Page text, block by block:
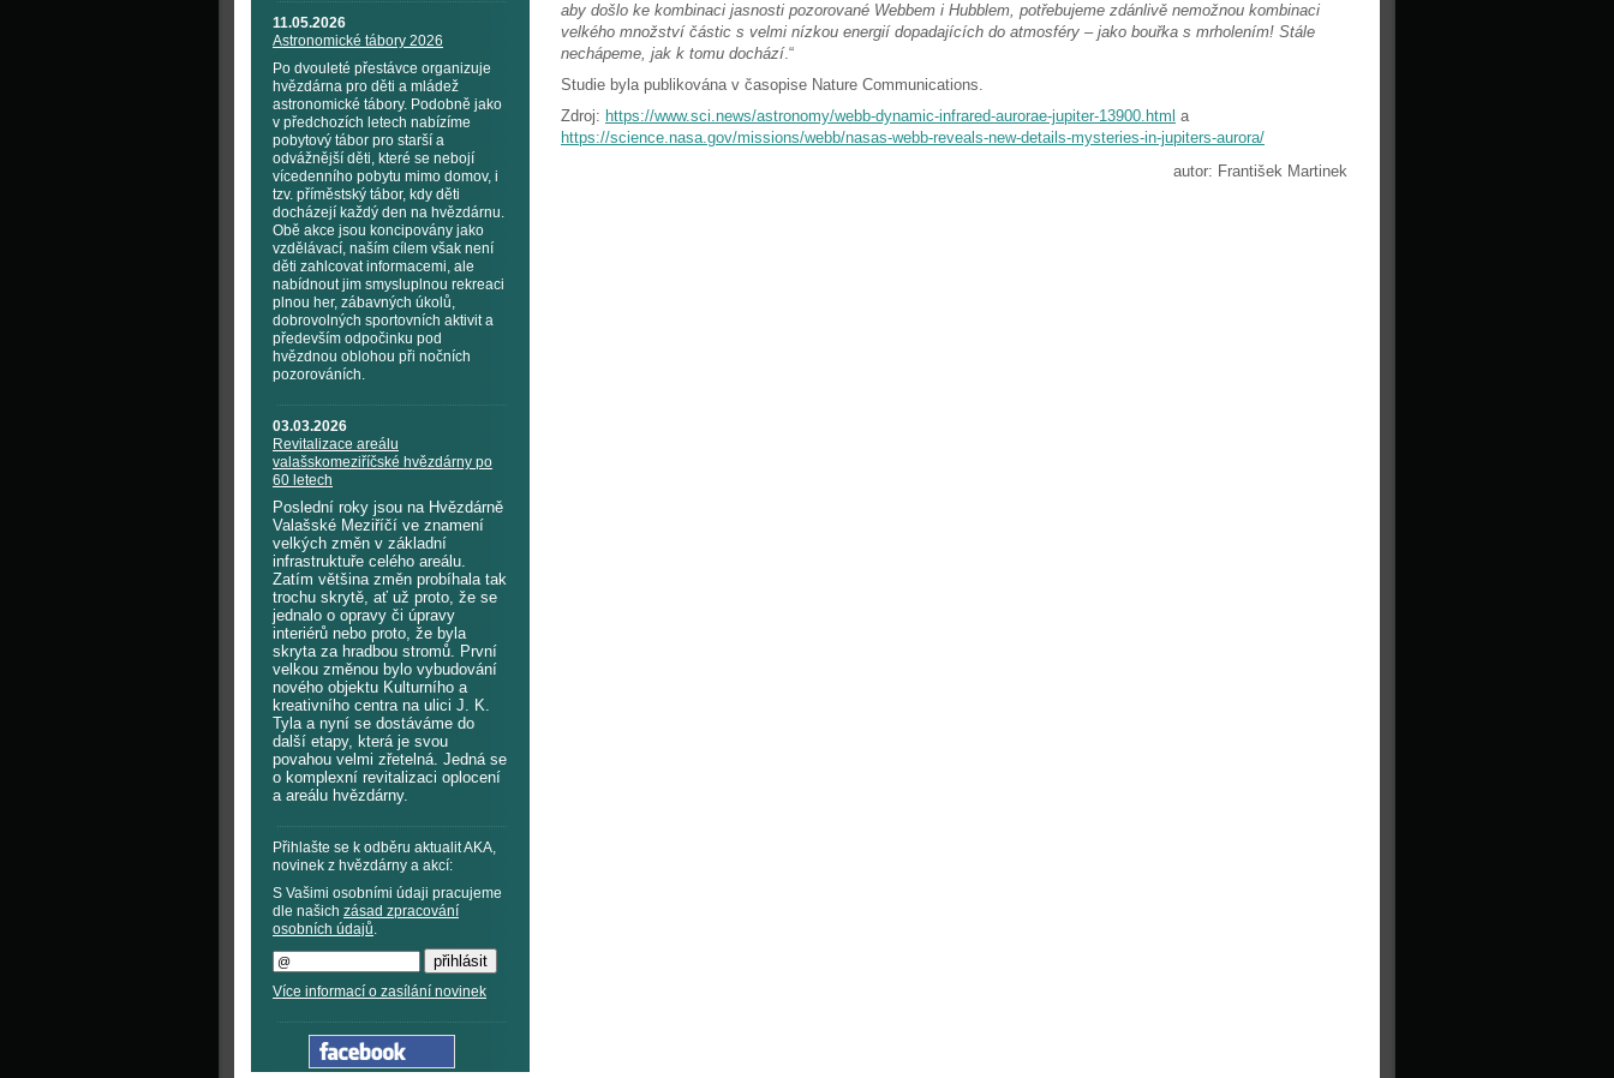
11.05.2026
Astronomické tábory 2026
Po dvouleté přestávce organizuje
hvězdárna pro děti a mládež
astronomické tábory. Podobně jako
v předchozích letech nabízíme
pobytový tábor pro starší a
odvážnější děti, které se nebojí
vícedenního pobytu mimo domov, i
tzv. příměstský tábor, kdy děti
docházejí každý den na hvězdárnu.
Obě akce jsou koncipovány jako
vzdělávací, naším cílem však není
děti zahlcovat informacemi, ale
nabídnout jim smysluplnou rekreaci
plnou her, zábavných úkolů,
dobrovolných sportovních aktivit a
především odpočinku pod
hvězdnou oblohou při nočních
pozorováních.
03.03.2026
Revitalizace areálu
valašskomeziříčské hvězdárny po
60 letech
Poslední roky jsou na Hvězdárně
Valašské Meziříčí ve znamení
velkých změn v základní
infrastruktuře celého areálu.
Zatím většina změn probíhala tak
trochu skrytě, ať už proto, že se
jednalo o opravy či úpravy
interiérů nebo proto, že byla
skryta za hradbou stromů. První
velkou změnou bylo vybudování
nového objektu Kulturního a
kreativního centra na ulici J. K.
Tyla a nyní se dostáváme do
další etapy, která je svou
povahou velmi zřetelná. Jedná se
o komplexní revitalizaci oplocení
a areálu hvězdárny.
Přihlašte se k odběru aktualit AKA,
novinek z hvězdárny a akcí:
S Vašimi osobními údaji pracujeme
dle našich zásad zpracování
osobních údajů.
Více informací o zasílání novinek
aby došlo ke kombinaci jasnosti pozorované Webbem i Hubblem, potřebujeme zdánlivě nemožnou kombinaci
velkého množství částic s velmi nízkou energií dopadajících do atmosféry – jako bouřka s mrholením! Stále
nechápeme, jak k tomu dochází.“
Studie byla publikována v časopise Nature Communications.
Zdroj: https://www.sci.news/astronomy/webb-dynamic-infrared-aurorae-jupiter-13900.html a
https://science.nasa.gov/missions/webb/nasas-webb-reveals-new-details-mysteries-in-jupiters-aurora/
autor: František Martinek